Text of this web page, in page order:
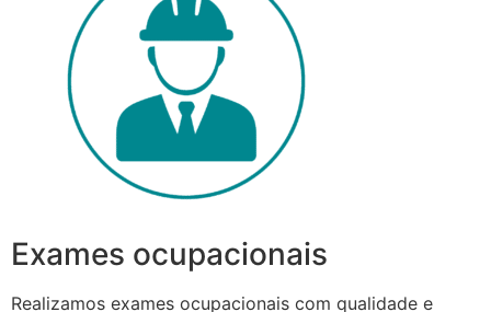
Exames ocupacionais
Realizamos exames ocupacionais com qualidade e